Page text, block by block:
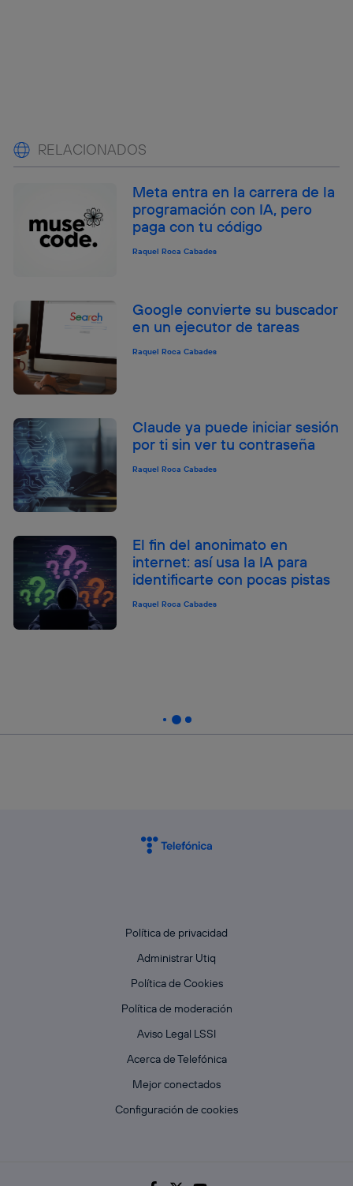
RELACIONADOS
Meta entra en la carrera de la
programación con IA, pero
paga con tu código
Raquel Roca Cabades
Google convierte su buscador
en un ejecutor de tareas
Raquel Roca Cabades
Claude ya puede iniciar sesión
por ti sin ver tu contraseña
Raquel Roca Cabades
El fin del anonimato en
internet: así usa la IA para
identificarte con pocas pistas
Raquel Roca Cabades
Política de privacidad
Administrar Utiq
Política de Cookies
Política de moderación
Aviso Legal LSSI
Acerca de Telefónica
Mejor conectados
Configuración de cookies